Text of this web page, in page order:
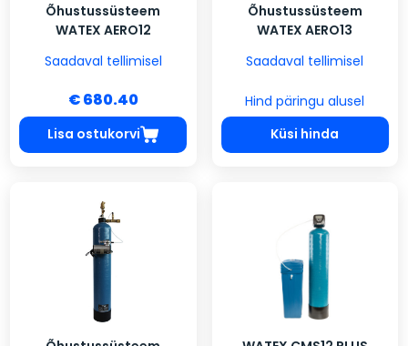
Õhustussüsteem
WATEX AERO12
Saadaval tellimisel
€ 680.40
Lisa ostukorvi
Õhustussüsteem
WATEX AERO13
Saadaval tellimisel
Hind päringu alusel
Küsi hinda